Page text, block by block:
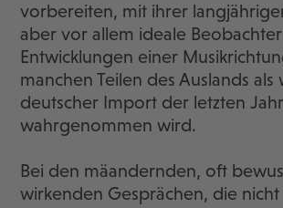
vorbereiten, mit ihrer
aber vor allem ideale
Entwicklungen einer
manchen Teilen des Auslands als
deutscher Import der letzten
wahrgenommen wird.
Bei den mäandernden, oft
wirkenden Gesprächen, die